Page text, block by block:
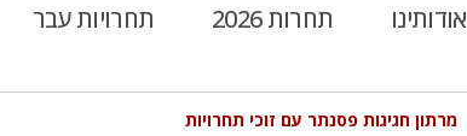
אודותינו תחרות 2026 תחרויות עבר
מרתון חגיגות פסנתר עם זוכי תחרויות